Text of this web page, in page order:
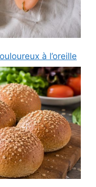
à l’oreille